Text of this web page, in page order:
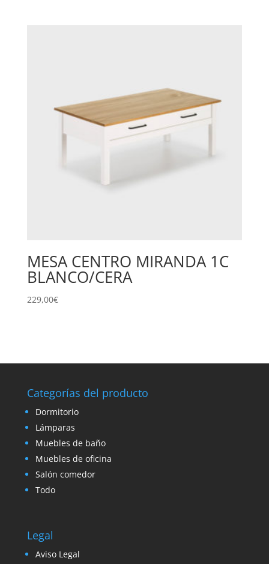
MESA CENTRO MIRANDA 1C
BLANCO/CERA
229,00€
Categorías del producto
Dormitorio
Lámparas
Muebles de baño
Muebles de oficina
Salón comedor
Todo
Legal
Aviso Legal